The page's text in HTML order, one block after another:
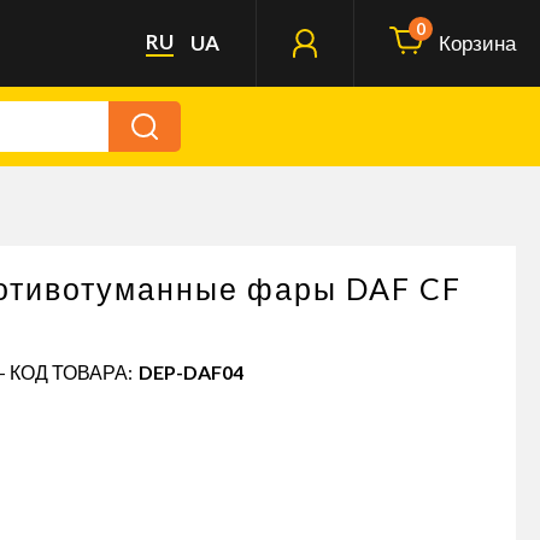
RU UA
0
Корзина
фары DAF CF
КОД ТОВАРА: DEP-DAF04